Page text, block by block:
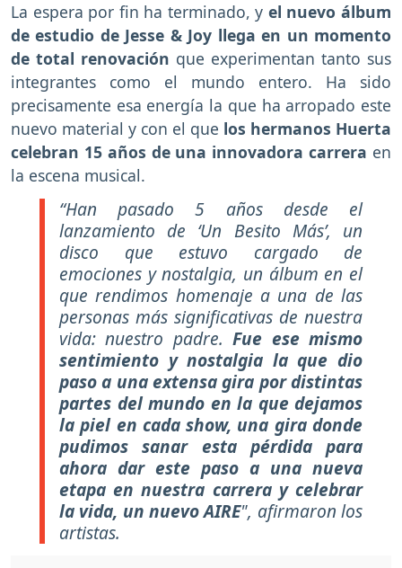
La espera por fin ha terminado, y el nuevo álbum
de estudio de Jesse & Joy llega en un momento
de total renovación que experimentan tanto sus
integrantes como el mundo entero. Ha sido
precisamente esa energía la que ha arropado este
nuevo material y con el que los hermanos Huerta
celebran 15 años de una innovadora carrera en
la escena musical.
“Han pasado 5 años desde el
lanzamiento de ‘Un Besito Más’, un
disco que estuvo cargado de
emociones y nostalgia, un álbum en el
que rendimos homenaje a una de las
personas más significativas de nuestra
vida: nuestro padre.Fue ese mismo
sentimiento y nostalgia la que dio
paso a una extensa gira por distintas
partes del mundo en la que dejamos
la piel en cada show, una gira donde
pudimos sanar esta pérdida para
ahora dar este paso a una nueva
etapa en nuestra carrera y celebrar
la vida, un nuevo AIRE", afirmaron los
artistas.